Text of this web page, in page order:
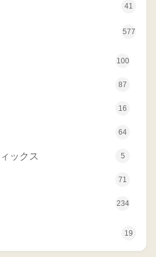
41
577
100
87
16
64
ックス 5
71
234
19